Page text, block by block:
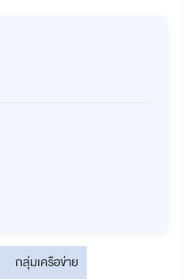
กลุ่มเครือข่าย